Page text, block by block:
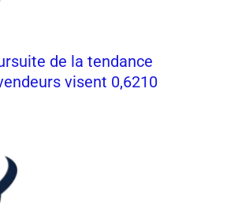
de la tendance
visent 0,6210